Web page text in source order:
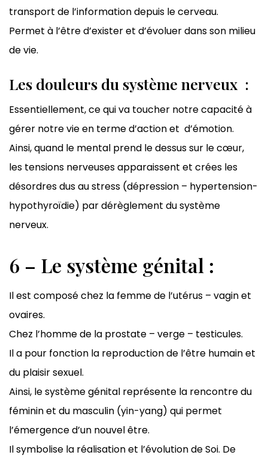
transport de l’information depuis le cerveau.
Permet à l’être d’exister et d’évoluer dans son milieu
de vie.
Les douleurs du système nerveux :
Essentiellement, ce qui va toucher notre capacité à
gérer notre vie en terme d’action et d’émotion.
Ainsi, quand le mental prend le dessus sur le cœur,
les tensions nerveuses apparaissent et crées les
désordres dus au stress (dépression – hypertension-
hypothyroïdie) par dérèglement du système
nerveux.
6 – Le système génital :
Il est composé chez la femme de l’utérus – vagin et
ovaires.
Chez l’homme de la prostate – verge – testicules.
Il a pour fonction la reproduction de l’être humain et
du plaisir sexuel.
Ainsi, le système génital représente la rencontre du
féminin et du masculin (yin-yang) qui permet
l’émergence d’un nouvel être.
Il symbolise la réalisation et l’évolution de Soi. De